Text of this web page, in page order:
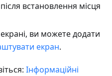
встановлення місця
ви можете додати
екран.
Інформаційні